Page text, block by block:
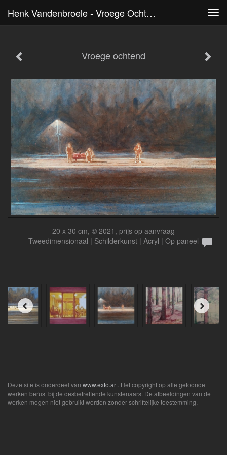
Henk Vandenbroele - Vroege Ochtend
Vroege ochtend
20 x 30 cm, © 2021, prijs op aanvraag
Tweedimensionaal | Schilderkunst | Acryl | Op paneel
Deze site is onderdeel van www.exto.art. Het copyright op alle getoonde
werken berust bij de desbetreffende kunstenaars. De afbeeldingen van de
werken mogen niet gebruikt worden zonder schriftelijke toestemming.